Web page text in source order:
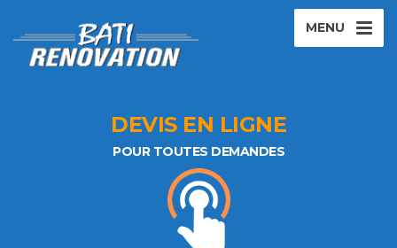
MENU
DEVIS EN LIGNE
POUR TOUTES DEMANDES